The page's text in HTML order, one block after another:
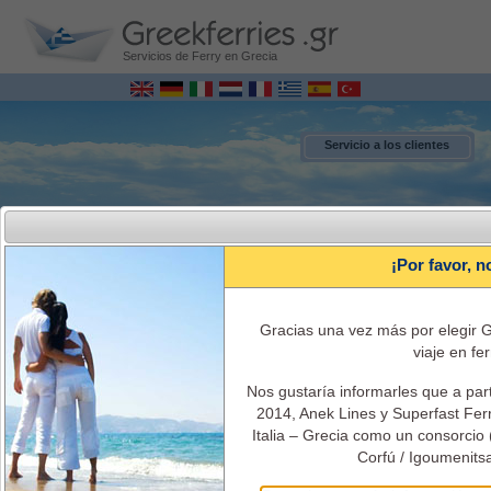
Servicios de Ferry en Grecia
Servicio a los clientes
MENU
Italia - Grecia Ferries Reservas online
Itinerarios, horarios, el costo del ticket, información y servicios de ferry
¡Por favor,
Gracias una vez más por elegir
viaje en
Nos gustaría informarles que a
2014, Anek Lines y Superfast
Italia – Grecia como un consorcio
Corfú /